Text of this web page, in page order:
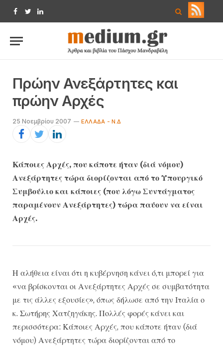
Facebook
TwitterLinkedIn
Πρώην Ανεξάρτητες και
πρώην Αρχές
25 Νοεμβρίου 2007 ΕΛΛΆΔΑ - Ν.Δ
Κάποιες Αρχές, που κάποτε ήταν (διά νόμου)
Ανεξάρτητες τώρα διορίζονται από το Υπουργικό
Συμβούλιο και κάποιες (που λόγω Συντάγματος
παραμένουν Ανεξάρτητες) τώρα παύουν να είναι
Αρχές.
Η αλήθεια είναι ότι η κυβέρνηση κάνει ό,τι μπορεί για
«να βρίσκονται οι Ανεξάρτητες Αρχές σε συμβατότητα
με τις άλλες εξουσίες», όπως δήλωσε από την Ιταλία ο
κ. Σωτήρης Χατζηγάκης. Πολλές φορές κάνει και
περισσότερα: Κάποιες Αρχές, που κάποτε ήταν (διά
νόμου) Ανεξάρτητες τώρα διορίζονται από το